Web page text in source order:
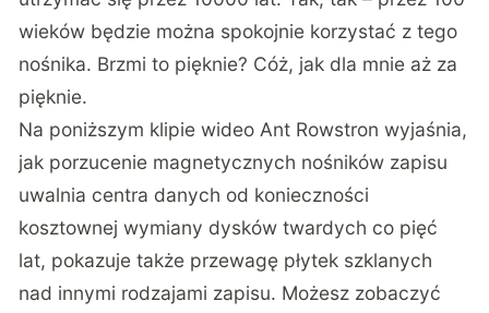
wieków będzie można spokojnie korzystać z tego
nośnika. Brzmi to pięknie? Cóż, jak dla mnie aż za
pięknie.
Na poniższym klipie wideo Ant Rowstron wyjaśnia,
jak porzucenie magnetycznych nośników zapisu
uwalnia centra danych od konieczności
kosztownej wymiany dysków twardych co pięć
lat, pokazuje także przewagę płytek szklanych
nad innymi rodzajami zapisu. Możesz zobaczyć